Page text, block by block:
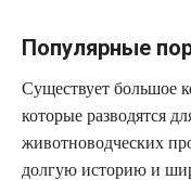
Популярные
Существует большое
которые разводятся
животноводческих
долгую историю и